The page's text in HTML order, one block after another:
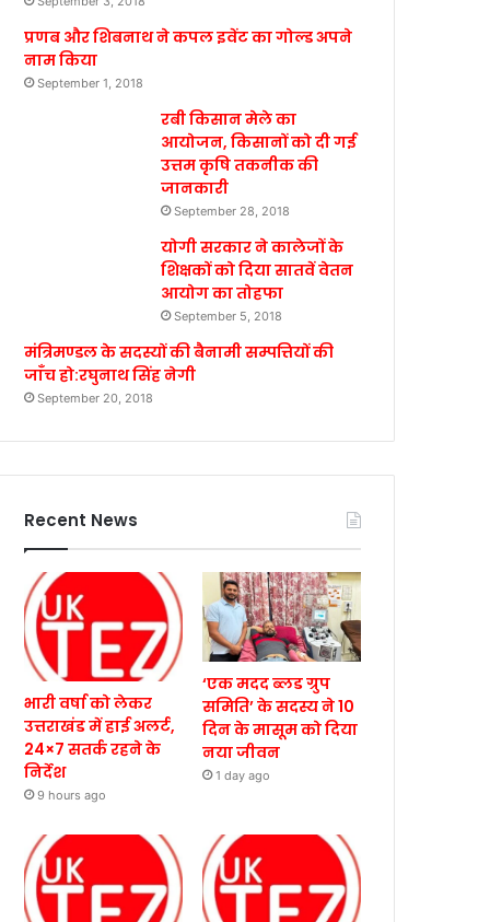
प्रणब और शिबनाथ ने कपल इवेंट का गोल्ड अपने
नाम किया
September 1, 2018
रबी किसान मेले का
आयोजन, किसानों को दी गई
उत्तम कृषि तकनीक की
जानकारी
September 28, 2018
योगी सरकार ने कालेजों के
शिक्षकों को दिया सातवें वेतन
आयोग का तोहफा
September 5, 2018
मंत्रिमण्डल के सदस्यों की बैनामी सम्पत्तियों की
जाँच हो:रघुनाथ सिंह नेगी
September 20, 2018
Recent News
भारी वर्षा को लेकर
उत्तराखंड में हाई अलर्ट,
24×7 सतर्क रहने के
निर्देश
9 hours ago
‘एक मदद ब्लड ग्रुप
समिति’ के सदस्य ने 10
दिन के मासूम को दिया
नया जीवन
1 day ago